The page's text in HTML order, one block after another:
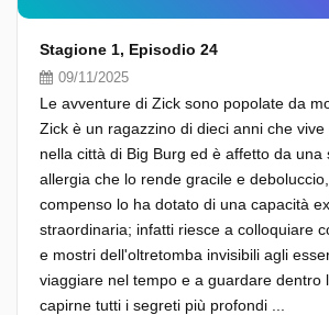
Stagione 1, Episodio 24
09/11/2025
Le avventure di Zick sono popolate da
Zick è un ragazzino di dieci anni che
nella città di Big Burg ed è affetto da una
allergia che lo rende gracile e
compenso lo ha dotato di una capacità
straordinaria; infatti riesce a colloquiare
e mostri dell'oltretomba invisibili agli
viaggiare nel tempo e a guardare dentro
capirne tutti i segreti più profondi ...